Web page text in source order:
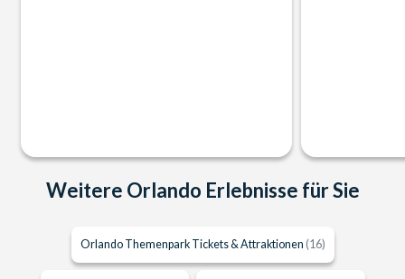
Weitere Orlando Erlebnisse für Sie
Orlando Themenpark Tickets & Attraktionen (16)